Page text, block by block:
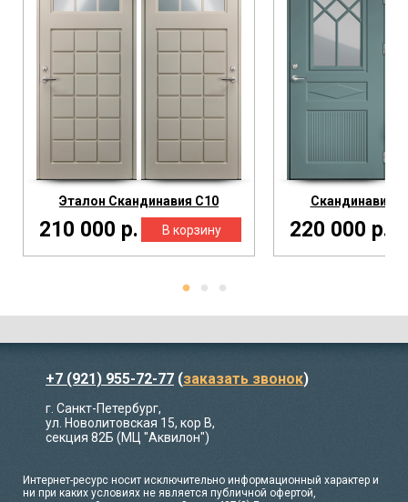
Эталон Скандинавия С10
210 000 р.
Скандинавия
220 000 р.
+7 (921) 955-72-77 (заказать звонок)
г. Санкт-Петербург,
ул. Новолитовская 15, кор В,
секция 82Б (МЦ "Аквилон")
Интернет-ресурс носит исключительно информационный характер и
ни при каких условиях не является публичной офертой,